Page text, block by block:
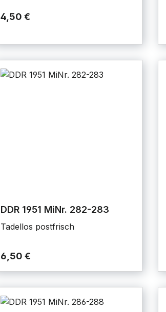
4,50 €
DDR 1951 MiNr. 282-283
Tadellos postfrisch
6,50 €